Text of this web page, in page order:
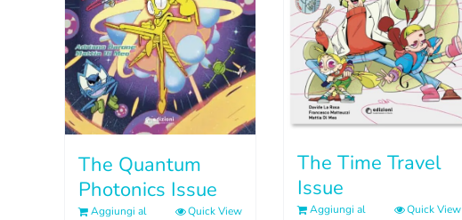
The Quantum
Photonics Issue
Aggiungi al
Quick View
The Time Travel
Issue
Aggiungi al
Quick View